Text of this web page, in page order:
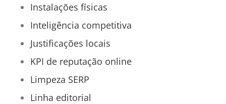
Instalações físicas
Inteligência competitiva
Justificações locais
KPI de reputação online
Limpeza SERP
Linha editorial